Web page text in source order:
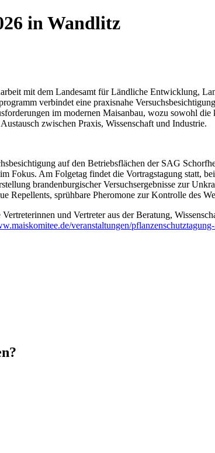
in Wandlitz
mit dem Landesamt für Ländliche Entwicklung,
verbindet eine praxisnahe
im modernen Maisanbau, wozu sowohl
zwischen Praxis, Wissenschaft und Industrie.
auf den Betriebsflächen der SAG
Fokus. Am Folgetag findet die Vortragstagung statt,
brandenburgischer Versuchsergebnisse zur
Repellents, sprühbare Pheromone zur Kontrolle des
und Vertreter aus der Beratung,
veranstaltungen/